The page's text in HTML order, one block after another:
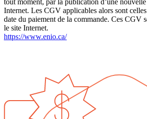
tout moment, par la publication d’une
Internet. Les CGV applicables alors sont
date du paiement de la commande. Ces CGV
le site Internet.
https://www.enio.ca/